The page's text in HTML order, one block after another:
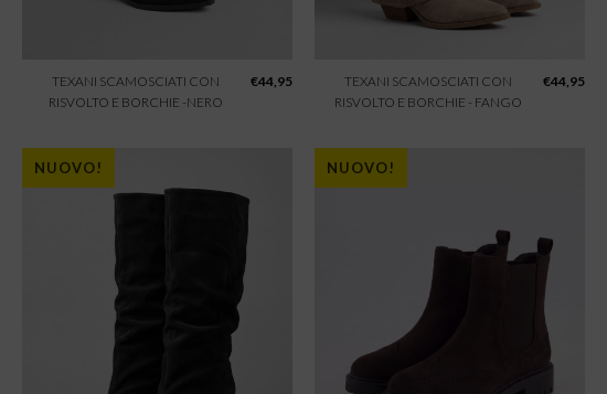
TEXANI SCAMOSCIATI CON
RISVOLTO E BORCHIE -NERO
€44,95
TEXANI SCAMOSCIATI CON
RISVOLTO E BORCHIE - FANGO
€44,95
NUOVO! NUOVO!